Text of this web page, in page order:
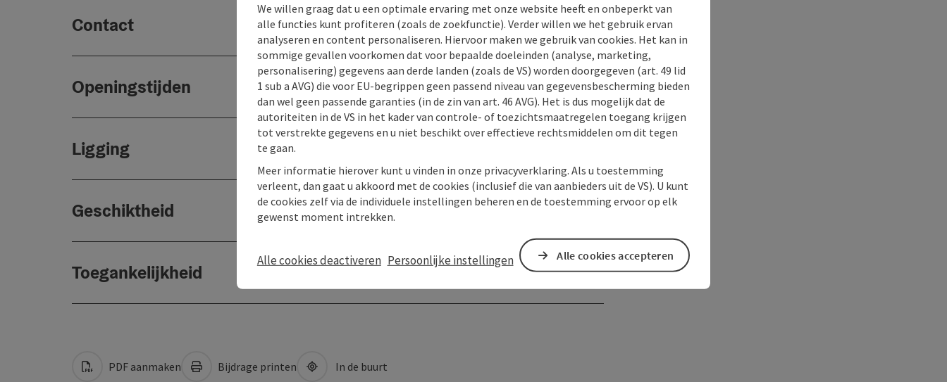
Contact
Openingstijden
Ligging
Geschiktheid
Toegankelijkheid
PDF aanmaken Bijdrage printen In de buurt
We willen graag dat u een optimale ervaring met onze website heeft en onbeperkt van
alle functies kunt profiteren (zoals de zoekfunctie). Verder willen we het gebruik ervan
analyseren en content personaliseren. Hiervoor maken we gebruik van cookies. Het kan in
sommige gevallen voorkomen dat voor bepaalde doeleinden (analyse, marketing,
personalisering) gegevens aan derde landen (zoals de VS) worden doorgegeven (art. 49 lid
1 sub a AVG) die voor EU-begrippen geen passend niveau van gegevensbescherming bieden
dan wel geen passende garanties (in de zin van art. 46 AVG). Het is dus mogelijk dat de
autoriteiten in de VS in het kader van controle- of toezichtsmaatregelen toegang krijgen
tot verstrekte gegevens en u niet beschikt over effectieve rechtsmiddelen om dit tegen
te gaan.
Meer informatie hierover kunt u vinden in onze privacyverklaring. Als u toestemming
verleent, dan gaat u akkoord met de cookies (inclusief die van aanbieders uit de VS). U kunt
de cookies zelf via de individuele instellingen beheren en de toestemming ervoor op elk
gewenst moment intrekken.
Alle cookies deactiveren Persoonlijke instellingen Alle cookies accepteren